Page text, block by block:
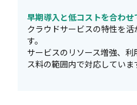
早期導入と低コストを合わせ
クラウドサービスの特性を
す。
サービスのリソース増強、
ス料の範囲内で対応していま